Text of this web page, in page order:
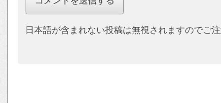
日本語が含まれない投稿は無視されますのでご